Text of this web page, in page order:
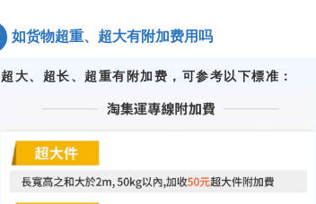
如货物超重、超大有附加费用吗
超大、超长、超重有附加费，可参考以下標准：